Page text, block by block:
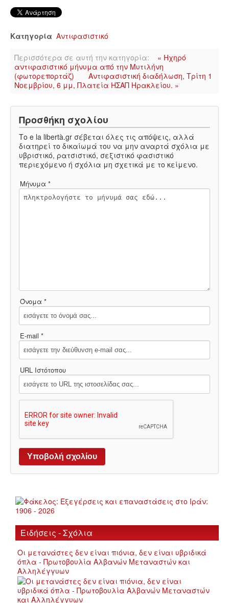
LGBTQIA+
ΚΙΝΉΜΑΤΑ ΠΌΛΗΣ
ΙΣΤΟΡΊΑ / ΘΕΩΡΊΑ
ΙΣΤΟΡΊΑ
ΘΕΩΡΊΑ
Κατηγορία Αντιφασιστικό
Περισσότερα σε αυτή την κατηγορία:
« Ηχηρό
αντιφασιστικό μήνυμα από την Μυτιλήνη
(φωτορεπορτάζ)
Aντιφασιστική διαδήλωση, Τρίτη 1
Νοεμβρίου, 6 μμ, Πλατεία ΗΣΑΠ Ηρακλείου. »
Προσθήκη σχολίου
Το e la libertà.gr σέβεται όλες τις απόψεις, αλλά
διατηρεί το δικαίωμά του να μην αναρτά σχόλια με
υβριστικό, ρατσιστικό, σεξιστικό φασιστικό
περιεχόμενο ή σχόλια μη σχετικά με το κείμενο.
Μήνυμα *
Όνομα *
E-mail *
URL Ιστότοπου
Ειδήσεις - Σχόλια
Οι μετανάστες δεν είναι πιόνια, δεν είναι υβριδικά
όπλα - Πρωτοβουλία Αλβανών Μεταναστών και
Αλληλέγγυων